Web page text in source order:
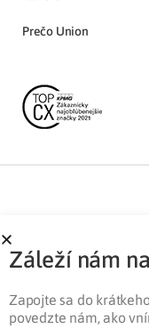
Prečo Union
Partnerská zóna
Záleží nám
Zapojte sa do
povedzte nám, ako